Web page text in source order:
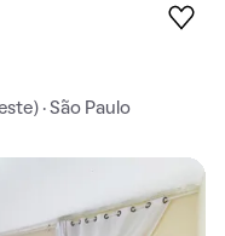
· São Paulo